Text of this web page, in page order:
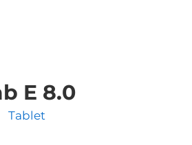
E 8.0
Tablet